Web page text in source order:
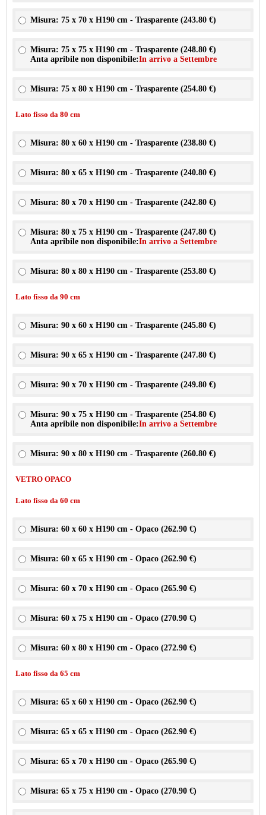
Misura: 75 x 70 x H190 cm - Trasparente (243.80 €)
Misura: 75 x 75 x H190 cm - Trasparente (248.80 €)
Anta apribile non disponibile:In arrivo a Settembre
Misura: 75 x 80 x H190 cm - Trasparente (254.80 €)
Lato fisso da 80 cm
Misura: 80 x 60 x H190 cm - Trasparente (238.80 €)
Misura: 80 x 65 x H190 cm - Trasparente (240.80 €)
Misura: 80 x 70 x H190 cm - Trasparente (242.80 €)
Misura: 80 x 75 x H190 cm - Trasparente (247.80 €)
Anta apribile non disponibile:In arrivo a Settembre
Misura: 80 x 80 x H190 cm - Trasparente (253.80 €)
Lato fisso da 90 cm
Misura: 90 x 60 x H190 cm - Trasparente (245.80 €)
Misura: 90 x 65 x H190 cm - Trasparente (247.80 €)
Misura: 90 x 70 x H190 cm - Trasparente (249.80 €)
Misura: 90 x 75 x H190 cm - Trasparente (254.80 €)
Anta apribile non disponibile:In arrivo a Settembre
Misura: 90 x 80 x H190 cm - Trasparente (260.80 €)
VETRO OPACO
Lato fisso da 60 cm
Misura: 60 x 60 x H190 cm - Opaco (262.90 €)
Misura: 60 x 65 x H190 cm - Opaco (262.90 €)
Misura: 60 x 70 x H190 cm - Opaco (265.90 €)
Misura: 60 x 75 x H190 cm - Opaco (270.90 €)
Misura: 60 x 80 x H190 cm - Opaco (272.90 €)
Lato fisso da 65 cm
Misura: 65 x 60 x H190 cm - Opaco (262.90 €)
Misura: 65 x 65 x H190 cm - Opaco (262.90 €)
Misura: 65 x 70 x H190 cm - Opaco (265.90 €)
Misura: 65 x 75 x H190 cm - Opaco (270.90 €)